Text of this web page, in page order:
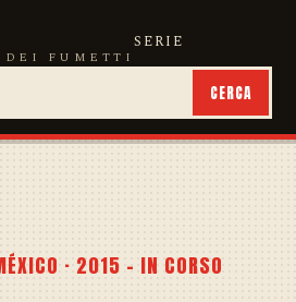
FUMETTI
SERIE
CERCA
· 2015 – IN CORSO